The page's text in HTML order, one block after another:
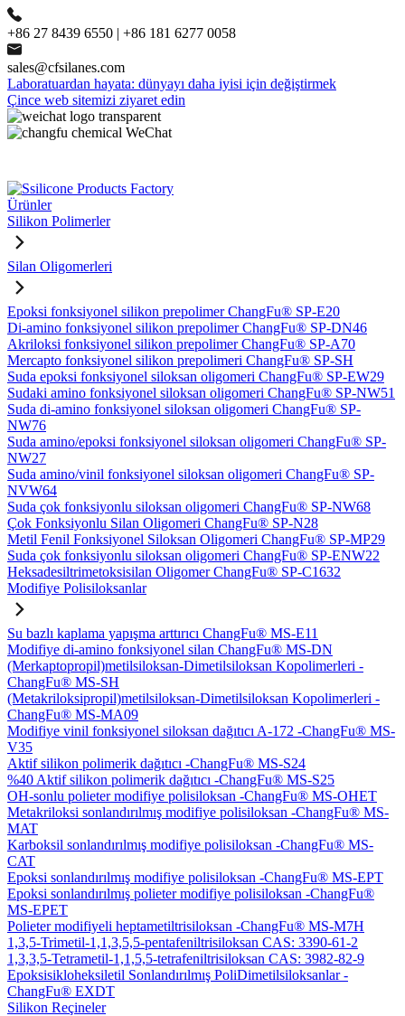
+86 27 8439 6550 | +86 181 6277 0058
sales@cfsilanes.com
Laboratuardan hayata: dünyayı daha iyisi için değiştirmek
Çince web sitemizi ziyaret edin
Ürünler
Silikon Polimerler
Silan Oligomerleri
Epoksi fonksiyonel silikon prepolimer ChangFu® SP-E20
Di-amino fonksiyonel silikon prepolimer ChangFu® SP-DN46
Akriloksi fonksiyonel silikon prepolimer ChangFu® SP-A70
Mercapto fonksiyonel silikon prepolimeri ChangFu® SP-SH
Suda epoksi fonksiyonel siloksan oligomeri ChangFu® SP-EW29
Sudaki amino fonksiyonel siloksan oligomeri ChangFu® SP-NW51
Suda di-amino fonksiyonel siloksan oligomeri ChangFu® SP-
NW76
Suda amino/epoksi fonksiyonel siloksan oligomeri ChangFu® SP-
NW27
Suda amino/vinil fonksiyonel siloksan oligomeri ChangFu® SP-
NVW64
Suda çok fonksiyonlu siloksan oligomeri ChangFu® SP-NW68
Çok Fonksiyonlu Silan Oligomeri ChangFu® SP-N28
Metil Fenil Fonksiyonel Siloksan Oligomeri ChangFu® SP-MP29
Suda çok fonksiyonlu siloksan oligomeri ChangFu® SP-ENW22
Heksadesiltrimetoksisilan Oligomer ChangFu® SP-C1632
Modifiye Polisiloksanlar
Su bazlı kaplama yapışma arttırıcı ChangFu® MS-E11
Modifiye di-amino fonksiyonel silan ChangFu® MS-DN
(Merkaptopropil)metilsiloksan-Dimetilsiloksan Kopolimerleri -
ChangFu® MS-SH
(Metakriloksipropil)metilsiloksan-Dimetilsiloksan Kopolimerleri -
ChangFu® MS-MA09
Modifiye vinil fonksiyonel siloksan dağıtıcı A-172 -ChangFu® MS-
V35
Aktif silikon polimerik dağıtıcı -ChangFu® MS-S24
%40 Aktif silikon polimerik dağıtıcı -ChangFu® MS-S25
OH-sonlu polieter modifiye polisiloksan -ChangFu® MS-OHET
Metakriloksi sonlandırılmış modifiye polisiloksan -ChangFu® MS-
MAT
Karboksil sonlandırılmış modifiye polisiloksan -ChangFu® MS-
CAT
Epoksi sonlandırılmış modifiye polisiloksan -ChangFu® MS-EPT
Epoksi sonlandırılmış polieter modifiye polisiloksan -ChangFu®
MS-EPET
Polieter modifiyeli heptametiltrisiloksan -ChangFu® MS-M7H
1,3,5-Trimetil-1,1,3,5,5-pentafeniltrisiloksan CAS: 3390-61-2
1,3,3,5-Tetrametil-1,1,5,5-tetrafeniltrisiloksan CAS: 3982-82-9
Epoksisikloheksiletil Sonlandırılmış PoliDimetilsiloksanlar -
ChangFu® EXDT
Silikon Reçineler